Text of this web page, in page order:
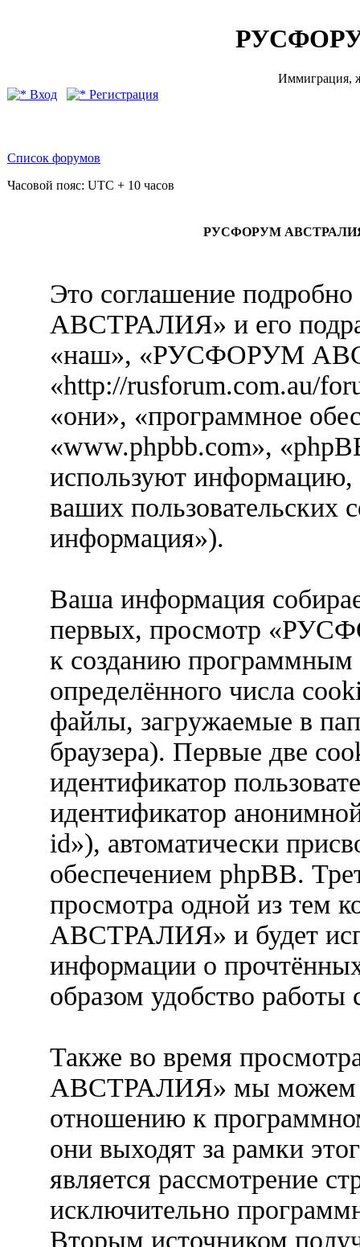
Иммиграция,
Вход
Регистрация
Список форумов
Часовой пояс: UTC + 10 часов
РУСФОРУМ АВСТРАЛИЯ -
Это соглашение
АВСТРАЛИЯ» и его
«наш», «РУСФОРУМ
«http://rusforum.com.au/
«они», «программное
«www.phpbb.com»,
используют
ваших пользовательских
информация»).
Ваша информация
первых, просмотр
к созданию программным
определённого числа
файлы, загружаемые в
браузера). Первые две
идентификатор
идентификатор
id»), автоматически
обеспечением phpBB.
просмотра одной из
АВСТРАЛИЯ» и будет
информации о
образом удобство
Также во время
АВСТРАЛИЯ» мы можем
отношению к
они выходят за рамки
является рассмотрение
исключительно
Вторым источником